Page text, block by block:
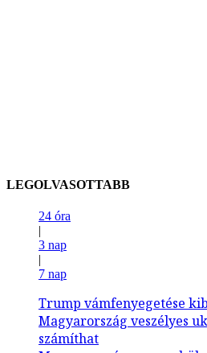
LEGOLVASOTTABB
24 óra
|
3 nap
|
7 nap